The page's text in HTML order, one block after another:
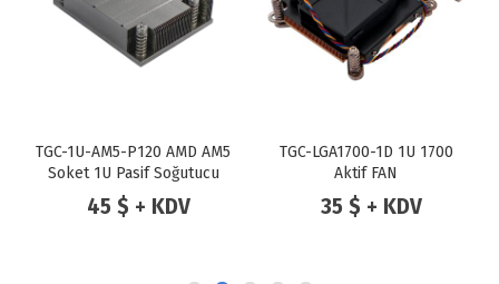
TGC-1U-AM5-P120 AMD AM5
Soket 1U Pasif Soğutucu
120W
45 $ + KDV
TGC-LGA1700-1D 1U 1700
Aktif FAN
35 $ + KDV